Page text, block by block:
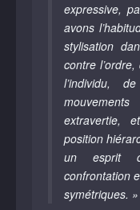
expressive,
avons
stylisation
contre
l’individu,
extravertie,
position
un esprit
confrontation
symétriques. »